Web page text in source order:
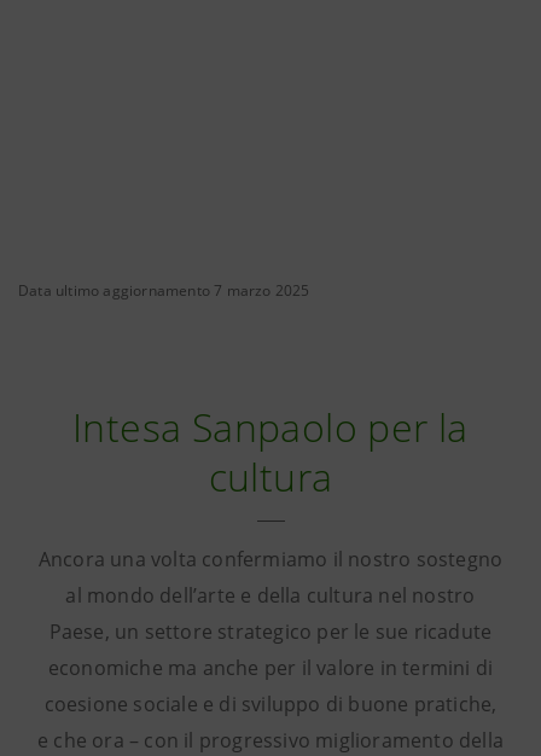
Data ultimo aggiornamento 7 marzo 2025
Intesa Sanpaolo per la
cultura
Ancora una volta confermiamo il nostro sostegno
al mondo dell’arte e della cultura nel nostro
Paese, un settore strategico per le sue ricadute
economiche ma anche per il valore in termini di
coesione sociale e di sviluppo di buone pratiche,
e che ora – con il progressivo miglioramento della